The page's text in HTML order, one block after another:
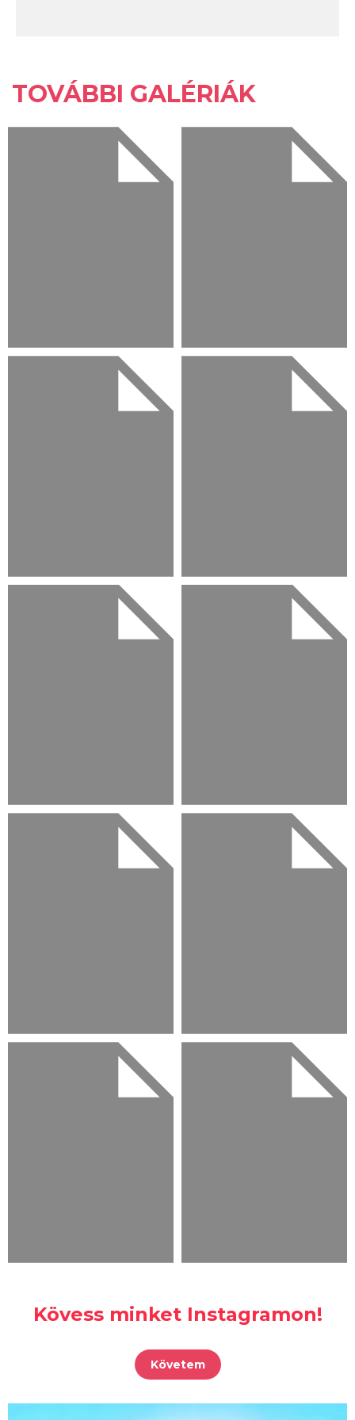
TOVÁBBI GALÉRIÁK
Kövess minket Instagramon!
Követem